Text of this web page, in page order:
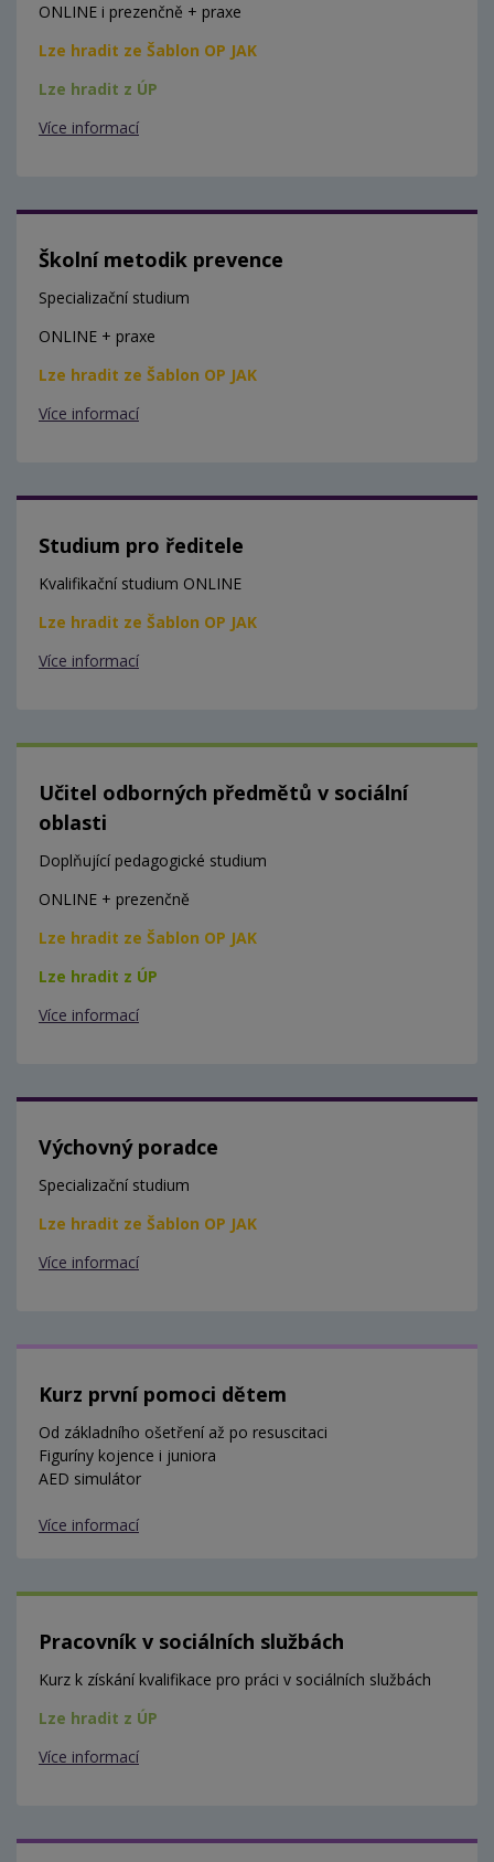
ONLINE i prezenčně + praxe
Lze hradit ze Šablon OP JAK
Lze hradit z ÚP
Více informací
Školní metodik prevence
Specializační studium
ONLINE + praxe
Lze hradit ze Šablon OP JAK
Více informací
Studium pro ředitele
Kvalifikační studium ONLINE
Lze hradit ze Šablon OP JAK
Více informací
Učitel odborných předmětů v sociální
oblasti
Doplňující pedagogické studium
ONLINE + prezenčně
Lze hradit ze Šablon OP JAK
Lze hradit z ÚP
Více informací
Výchovný poradce
Specializační studium
Lze hradit ze Šablon OP JAK
Více informací
Kurz první pomoci dětem
Od základního ošetření až po resuscitaci
Figuríny kojence i juniora
AED simulátor
Více informací
Pracovník v sociálních službách
Kurz k získání kvalifikace pro práci v sociálních službách
Lze hradit z ÚP
Více informací